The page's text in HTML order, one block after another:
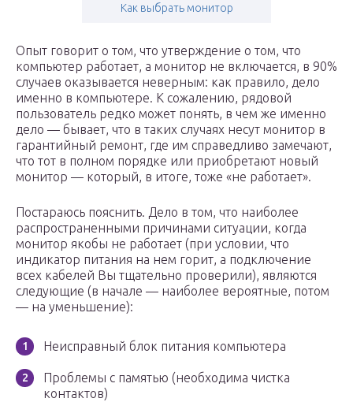
Как выбрать монитор
Опыт говорит о том, что утверждение о том, что
компьютер работает, а монитор не включается, в 90%
случаев оказывается неверным: как правило, дело
именно в компьютере. К сожалению, рядовой
пользователь редко может понять, в чем же именно
дело — бывает, что в таких случаях несут монитор в
гарантийный ремонт, где им справедливо замечают,
что тот в полном порядке или приобретают новый
монитор — который, в итоге, тоже «не работает».
Постараюсь пояснить. Дело в том, что наиболее
распространенными причинами ситуации, когда
монитор якобы не работает (при условии, что
индикатор питания на нем горит, а подключение
всех кабелей Вы тщательно проверили), являются
следующие (в начале — наиболее вероятные, потом
— на уменьшение):
Неисправный блок питания компьютера
Проблемы с памятью (необходима чистка
контактов)